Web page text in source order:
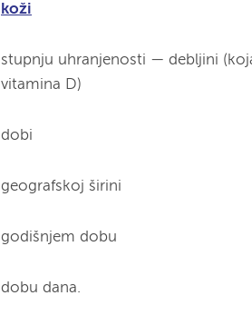
koži
stupnju uhranjenosti — debljini
vitamina D)
dobi
geografskoj širini
godišnjem dobu
dobu dana.